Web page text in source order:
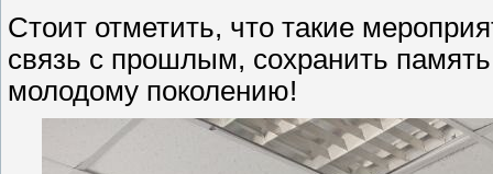
Стоит отметить, что такие
связь с прошлым, сохранить
молодому поколению!